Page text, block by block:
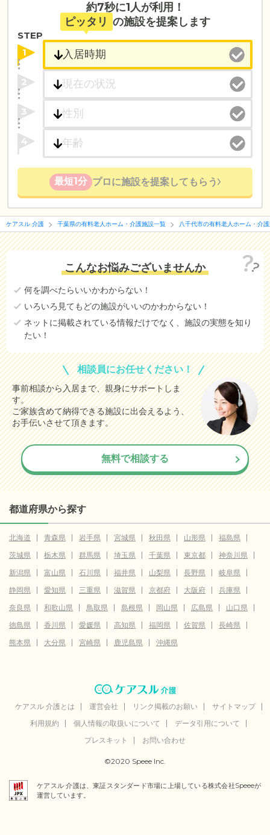
約7秒に1人が利用！
ピッタリ の施設を提案します
STEP
1
2
3
4
最短1分 プロに施設を提案してもらう
ケアスル 介護 千葉県の有料老人ホーム・介護施設一覧 八千代市の有料老人ホーム・介
こんなお悩みございませんか
何を調べたらいいかわからない！
いろいろ見てもどの施設がいいのかわからない！
ネットに掲載されている情報だけでなく、施設の実態を知り
たい！
相談員にお任せください！
事前相談から入居まで、親身にサポートしま
す。
ご家族含めて納得できる施設に出会えるよう、
お手伝いさせて頂きます。
無料で相談する
都道府県から探す
北海道 青森県 岩手県 宮城県 秋田県 山形県
福島県
茨城県
栃木県 群馬県 埼玉県 千葉県 東京都
神奈川県
新潟県
富山県 石川県 福井県 山梨県 長野県
岐阜県
静岡県
愛知県 三重県 滋賀県 京都府 大阪府
兵庫県
奈良県
和歌山県 鳥取県 島根県 岡山県 広島県
山口県
徳島県
香川県 愛媛県 高知県 福岡県 佐賀県
長崎県
熊本県
大分県 宮崎県 鹿児島県 沖縄県
ケアスル 介護とは 運営会社 リンク掲載のお願い
サイトマップ
利用規約
個人情報の取扱いについて
データ引用について
プレスキット
お問い合わせ
©2020 Speee Inc.
ケアスル 介護は、東証スタンダード市場に上場している株式会社Speeeが
運営しています。